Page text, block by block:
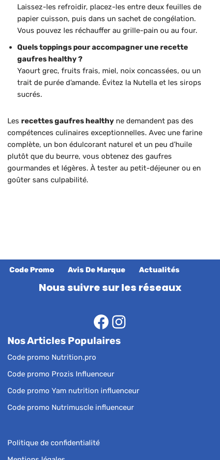
Laissez-les refroidir, placez-les entre deux feuilles de
papier cuisson, puis dans un sachet de congélation.
Vous pouvez les réchauffer au grille-pain ou au four.
Quels toppings pour accompagner une recette
gaufres healthy ?
Yaourt grec, fruits frais, miel, noix concassées, ou un
trait de purée d’amande. Évitez la Nutella et les sirops
sucrés.
Les recettes gaufres healthy ne demandent pas des
compétences culinaires exceptionnelles. Avec une farine
complète, un bon édulcorant naturel et un peu d’huile
plutôt que du beurre, vous obtenez des gaufres
gourmandes et légères. À tester au petit-déjeuner ou en
goûter sans culpabilité.
Code Promo Avis De Marque Actualités
Nous suivre sur les réseaux
Nos Articles Populaires
Code promo Nutrition.pro
Code promo Prozis Influenceur
Code promo Yam nutrition influenceur
Code promo Nutrimuscle influenceur
Politique de confidentialité